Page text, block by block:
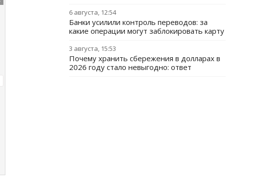
6 августа, 12:54
Банки усилили контроль переводов: за
какие операции могут заблокировать карту
3 августа, 15:53
Почему хранить сбережения в долларах в
2026 году стало невыгодно: ответ